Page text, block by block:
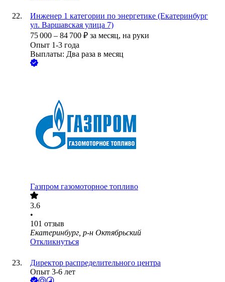
Инженер 1 категории по энергетике (Екатеринбург
ул. Варшавская улица 7)
75 000 – 84 700 ₽ за месяц, на руки
Опыт 1-3 года
Выплаты: Два раза в месяц
Газпром газомоторное топливо
3.6
•
101 отзыв
Екатеринбург, р-н Октябрьский
Откликнуться
Директор распределительного центра
Опыт 3-6 лет